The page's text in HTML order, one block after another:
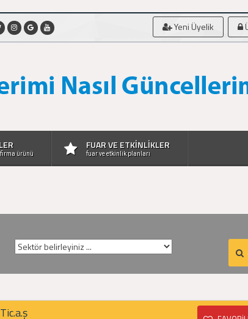
Yeni Üyelik
ürünü
FUAR VE ETKİNLİKLER
fuar ve etkinlik planları